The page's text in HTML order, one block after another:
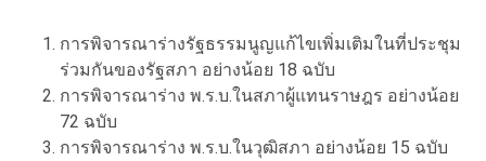
การพิจารณาร่างรัฐธรรมนูญแก้ไขเพิ่มเติมในที่ประชุม
ร่วมกันของรัฐสภา อย่างน้อย 18 ฉบับ
การพิจารณาร่าง พ.ร.บ.ในสภาผู้แทนราษฎร อย่างน้อย
72 ฉบับ
การพิจารณาร่าง พ.ร.บ.ในวุฒิสภา อย่างน้อย 15 ฉบับ